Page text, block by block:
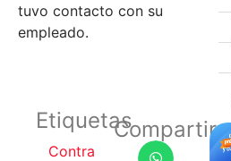
tuvo contacto con su
empleado.
Etiquetas
Contra
Compartir